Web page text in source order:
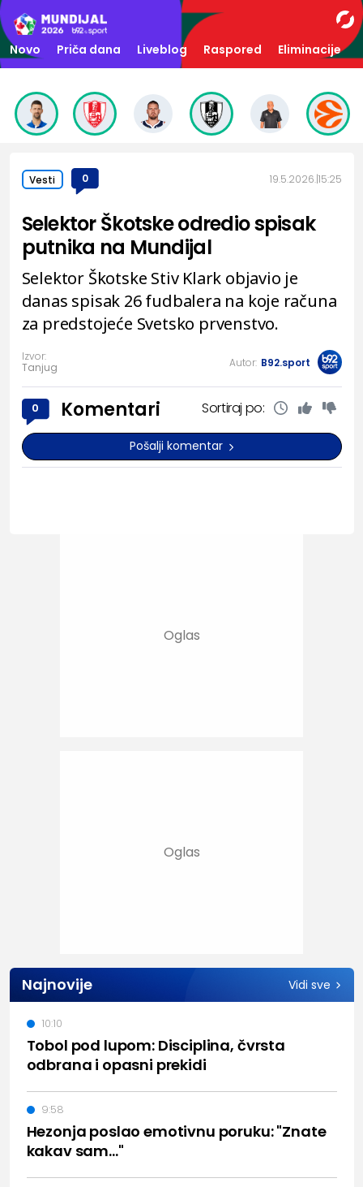
Novo Priča dana Liveblog Raspored Eliminacije
Vesti 0 19.5.2026. 15:25
Selektor Škotske odredio spisak
putnika na Mundijal
Selektor Škotske Stiv Klark objavio je
danas spisak 26 fudbalera na koje računa
za predstojeće Svetsko prvenstvo.
Izvor:
Tanjug
Autor: B92.sport
0 Komentari Sortiraj po:
Pošalji komentar
Najnovije Vidi sve
Tobol pod lupom: Disciplina, čvrsta
odbrana i opasni prekidi
10:10
Hezonja poslao emotivnu poruku: "Znate
kakav sam..."
9:58